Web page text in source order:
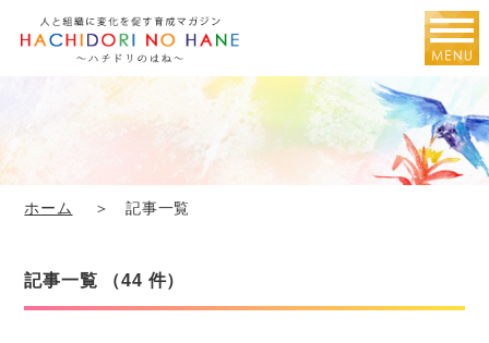
ホーム ＞ 記事一覧
記事一覧 （44 件）